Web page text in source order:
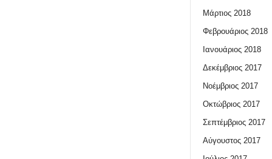
Μάρτιος 2018
Φεβρουάριος 2018
Ιανουάριος 2018
Δεκέμβριος 2017
Νοέμβριος 2017
Οκτώβριος 2017
Σεπτέμβριος 2017
Αύγουστος 2017